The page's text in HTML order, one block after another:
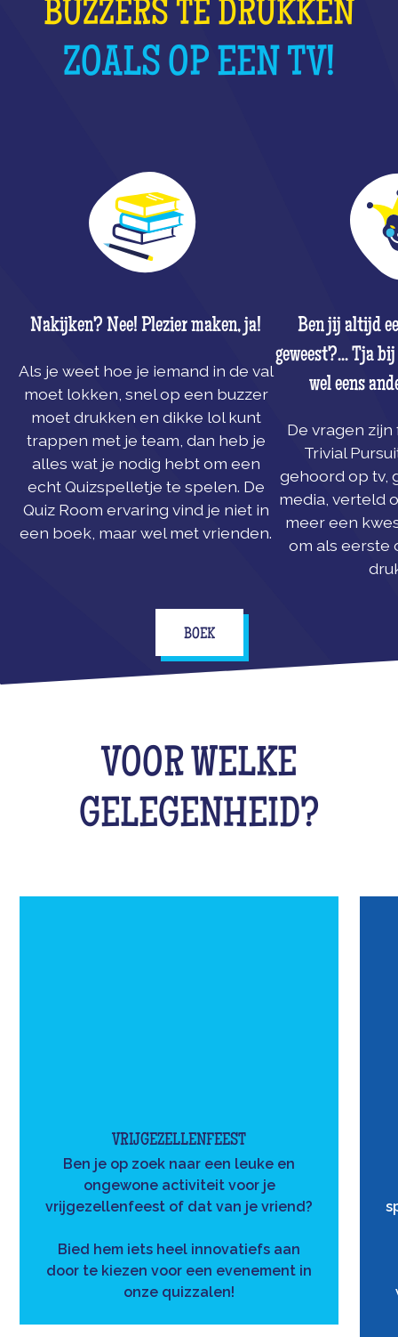
BUZZERS TE DRUKKEN
ZOALS OP EEN TV!
Nakijken? Nee! Plezier maken, ja!
Als je weet hoe je iemand in de val
moet lokken, snel op een buzzer
moet drukken en dikke lol kunt
trappen met je team, dan heb je
alles wat je nodig hebt om een
echt Quizspelletje te spelen. De
Quiz Room ervaring vind je niet in
een boek, maar wel met vrienden.
Ben jij altijd
geweest?... Tja
wel eens
De vragen
Trivial
gehoord op tv,
media, verteld
meer een
om als eerste
BOEK
VOOR WELKE
GELEGENHEID?
VRIJGEZELLENFEEST
Ben je op zoek naar een leuke en
ongewone activiteit voor je
vrijgezellenfeest of dat van je vriend?
Bied hem iets heel innovatiefs aan
door te kiezen voor een evenement in
onze quizzalen!